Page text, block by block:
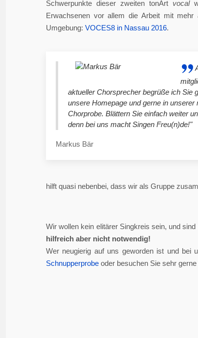
Schwerpunkte dieser zweiten tonArt vocal
Erwachsenen vor allem die Arbeit mit
Umgebung: VOCES8 in Nassau 2016.
aktueller Chorsprecher begrüße ich Sie
unsere Homepage und gerne in unserer
Chorprobe. Blättern Sie einfach weiter
denn bei uns macht Singen Freu(n)de!"
Markus Bär
hilft quasi nebenbei, dass wir als Gruppe
Wir wollen kein elitärer Singkreis sein, und
hilfreich aber nicht notwendig!
Wer neugierig auf uns geworden ist und bei
Schnupperprobe oder besuchen Sie sehr